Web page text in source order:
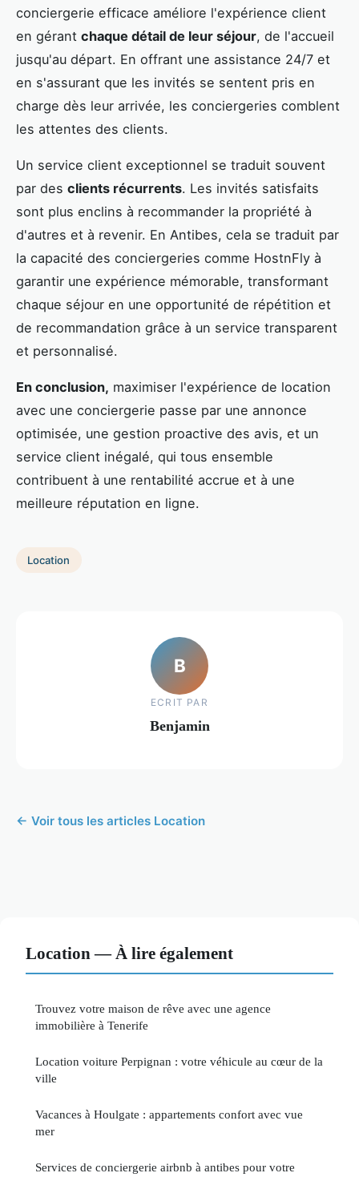
conciergerie efficace améliore l'expérience client
en gérant chaque détail de leur séjour, de l'accueil
jusqu'au départ. En offrant une assistance 24/7 et
en s'assurant que les invités se sentent pris en
charge dès leur arrivée, les conciergeries comblent
les attentes des clients.
Un service client exceptionnel se traduit souvent
par des clients récurrents. Les invités satisfaits
sont plus enclins à recommander la propriété à
d'autres et à revenir. En Antibes, cela se traduit par
la capacité des conciergeries comme HostnFly à
garantir une expérience mémorable, transformant
chaque séjour en une opportunité de répétition et
de recommandation grâce à un service transparent
et personnalisé.
En conclusion, maximiser l'expérience de location
avec une conciergerie passe par une annonce
optimisée, une gestion proactive des avis, et un
service client inégalé, qui tous ensemble
contribuent à une rentabilité accrue et à une
meilleure réputation en ligne.
Location
B
ECRIT PAR
Benjamin
← Voir tous les articles Location
Location — À lire également
Trouvez votre maison de rêve avec une agence
immobilière à Tenerife
Location voiture Perpignan : votre véhicule au cœur de la
ville
Vacances à Houlgate : appartements confort avec vue
mer
Services de conciergerie airbnb à antibes pour votre